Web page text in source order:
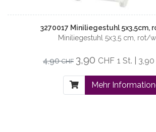
3270017 Miniliegestuhl 5x3,5cm,
Miniliegestuhl 5x3,5 cm, rot/
4,90CHF 3,90 CHF 1 St. | 3,90
Mehr